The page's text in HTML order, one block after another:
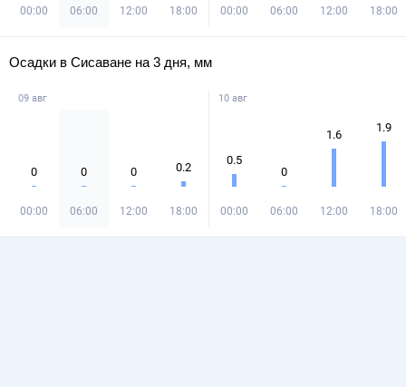
00:00 06:00 12:00 18:00 00:00 06:00 12:00 18:00
Осадки в Сисаване на 3 дня, мм
09 авг
0
00:00
0
06:00
0
12:00
0.2
18:00
10 авг
0.5
00:00
0
06:00
1.6
12:00
1.9
18:00